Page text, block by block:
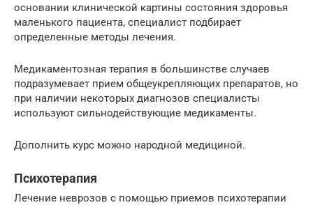
основании клинической картины состояния здоровья
маленького пациента, специалист подбирает
определенные методы лечения.
Медикаментозная терапия в большинстве случаев
подразумевает прием общеукрепляющих препаратов, но
при наличии некоторых диагнозов специалисты
используют сильнодействующие медикаменты.
Дополнить курс можно народной медициной.
Психотерапия
Лечение неврозов с помощью приемов психотерапии